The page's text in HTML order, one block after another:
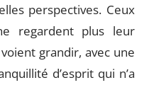
perspectives. Ceux
regardent plus leur
grandir, avec une
d’esprit qui n’a